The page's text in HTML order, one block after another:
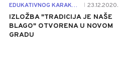
EDUKATIVNOG KARAKTERA 23.12.2020.
IZLOŽBA "TRADICIJA JE NAŠE
BLAGO" OTVORENA U NOVOM
GRADU